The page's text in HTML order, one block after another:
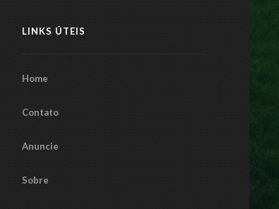
LINKS ÚTEIS
Home
Contato
Anuncie
Sobre